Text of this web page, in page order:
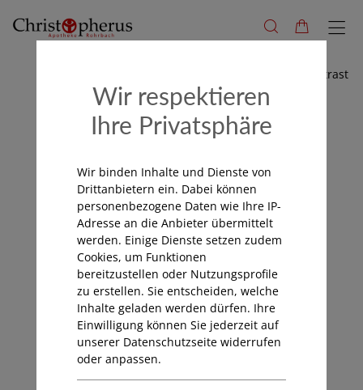
Hoher Kontrast
Wir respektieren
Ihre Privatsphäre
Wir binden Inhalte und Dienste von
Drittanbietern ein. Dabei können
personenbezogene Daten wie Ihre IP-
Adresse an die Anbieter übermittelt
werden. Einige Dienste setzen zudem
Cookies, um Funktionen
bereitzustellen oder Nutzungsprofile
zu erstellen. Sie entscheiden, welche
Inhalte geladen werden dürfen. Ihre
Einwilligung können Sie jederzeit auf
unserer Datenschutzseite widerrufen
oder anpassen.